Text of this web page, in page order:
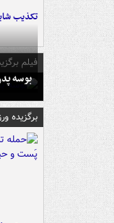
تکذیب
فیلم
بوسه‌
برگزیده